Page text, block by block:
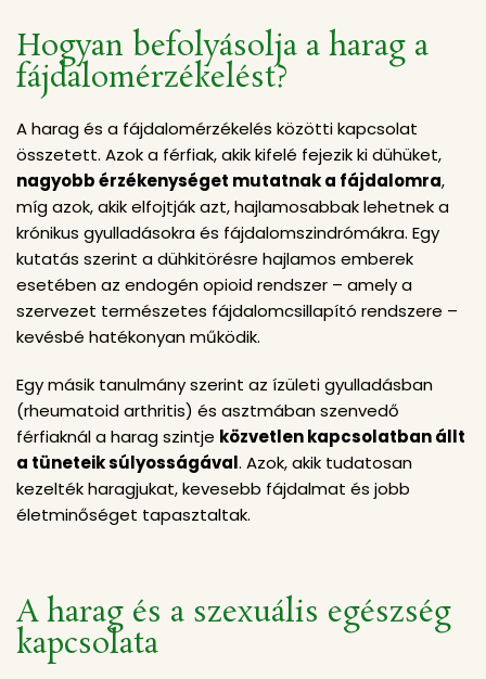
Hogyan befolyásolja a harag a
fájdalomérzékelést?
A harag és a fájdalomérzékelés közötti kapcsolat
összetett. Azok a férfiak, akik kifelé fejezik ki dühüket,
nagyobb érzékenységet mutatnak a fájdalomra,
míg azok, akik elfojtják azt, hajlamosabbak lehetnek a
krónikus gyulladásokra és fájdalomszindrómákra. Egy
kutatás szerint a dühkitörésre hajlamos emberek
esetében az endogén opioid rendszer – amely a
szervezet természetes fájdalomcsillapító rendszere –
kevésbé hatékonyan működik.
Egy másik tanulmány szerint az ízületi gyulladásban
(rheumatoid arthritis) és asztmában szenvedő
férfiaknál a harag szintje közvetlen kapcsolatban állt
a tüneteik súlyosságával. Azok, akik tudatosan
kezelték haragjukat, kevesebb fájdalmat és jobb
életminőséget tapasztaltak.
A harag és a szexuális egészség
kapcsolata